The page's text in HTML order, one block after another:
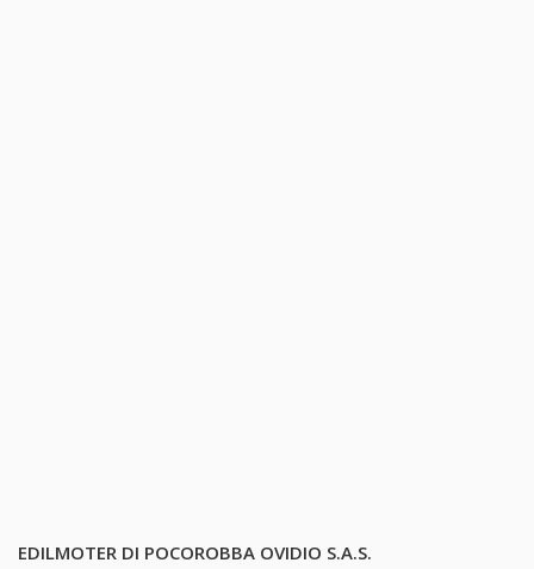
EDILMOTER DI POCOROBBA OVIDIO S.A.S.